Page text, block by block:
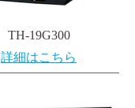
TH-19G300
詳細はこちら